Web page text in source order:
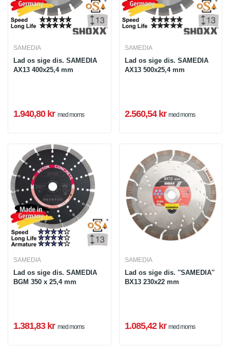
SAMEDIA
Lad os sige dis. SAMEDIA
AX13 400x25,4 mm
1.940,80 kr med moms
SAMEDIA
Lad os sige dis. SAMEDIA
AX13 500x25,4 mm
2.560,54 kr med moms
SAMEDIA
Lad os sige dis. SAMEDIA
BGM 350 x 25,4 mm
1.381,83 kr med moms
SAMEDIA
Lad os sige dis. ''SAMEDIA''
BX13 230x22 mm
1.085,42 kr med moms